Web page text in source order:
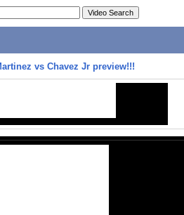
vs Chavez Jr preview!!!